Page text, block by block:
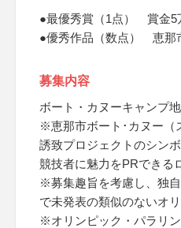
●最優秀賞（1点） 賞金5
●優秀作品（数点） 恵那
募集内容
ボート・カヌーキャンプ
※恵那市ボート･カヌー（
誘致プロジェクトのシン
競技者に魅力をPRできる
※募集趣旨を考慮し、独
で未発表の類似のないオ
※オリンピック・パラリ